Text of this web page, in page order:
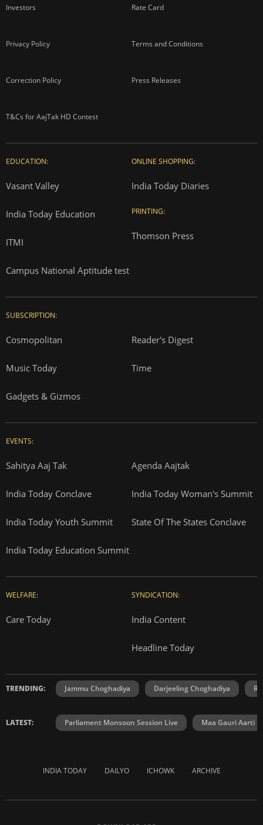
Investors Rate Card
Privacy Policy Terms and Conditions
Correction Policy Press Releases
T&Cs for AajTak HD Contest
EDUCATION:
Vasant Valley
India Today Education
ITMI
Campus National Aptitude test
ONLINE SHOPPING:
India Today Diaries
PRINTING:
Thomson Press
SUBSCRIPTION:
Cosmopolitan Reader's Digest
Music Today Time
Gadgets & Gizmos
EVENTS:
Sahitya Aaj Tak Agenda Aajtak
India Today Conclave India Today Woman's Summit
India Today Youth Summit State Of The States Conclave
India Today Education Summit
WELFARE:
Care Today
SYNDICATION:
India Content
Headline Today
TRENDING: Jammu Choghadiya Darjeeling Choghadiya
LATEST: Parliament Monsoon Session Live Maa Gauri Aarti
INDIA TODAY DAILYO ICHOWK ARCHIVE